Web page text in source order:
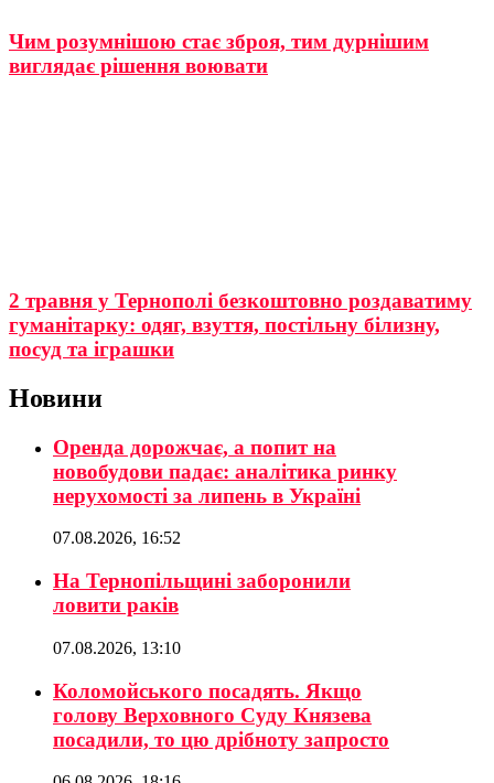
Чим розумнішою стає зброя, тим дурнішим
виглядає рішення воювати
2 травня у Тернополі безкоштовно роздаватиму
гуманітарку: одяг, взуття, постільну білизну,
посуд та іграшки
Новини
Оренда дорожчає, а попит на
новобудови падає: аналітика ринку
нерухомості за липень в Україні
07.08.2026, 16:52
На Тернопільщині заборонили
ловити раків
07.08.2026, 13:10
Коломойського посадять. Якщо
голову Верховного Суду Князева
посадили, то цю дрібноту запросто